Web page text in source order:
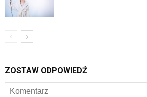
ZOSTAW ODPOWIEDŹ